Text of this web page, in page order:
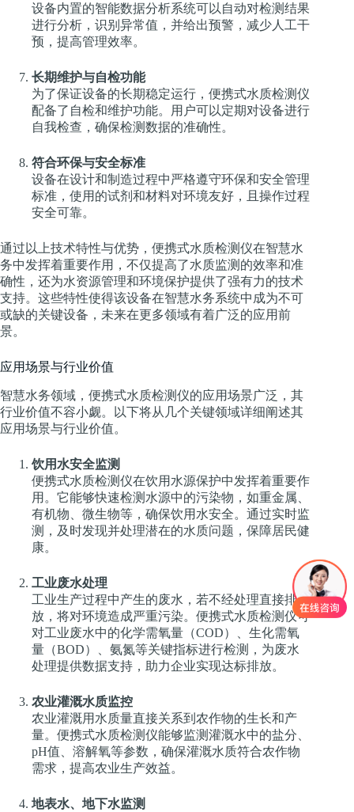
设备内置的智能数据分析系统可以自动对检测结果
进行分析，识别异常值，并给出预警，减少人工干
预，提高管理效率。
长期维护与自检功能
为了保证设备的长期稳定运行，便携式水质检测仪
配备了自检和维护功能。用户可以定期对设备进行
自我检查，确保检测数据的准确性。
符合环保与安全标准
设备在设计和制造过程中严格遵守环保和安全管理
标准，使用的试剂和材料对环境友好，且操作过程
安全可靠。
通过以上技术特性与优势，便携式水质检测仪在智慧水
务中发挥着重要作用，不仅提高了水质监测的效率和准
确性，还为水资源管理和环境保护提供了强有力的技术
支持。这些特性使得该设备在智慧水务系统中成为不可
或缺的关键设备，未来在更多领域有着广泛的应用前
景。
应用场景与行业价值
智慧水务领域，便携式水质检测仪的应用场景广泛，其
行业价值不容小觑。以下将从几个关键领域详细阐述其
应用场景与行业价值。
饮用水安全监测
便携式水质检测仪在饮用水源保护中发挥着重要作
用。它能够快速检测水源中的污染物，如重金属、
有机物、微生物等，确保饮用水安全。通过实时监
测，及时发现并处理潜在的水质问题，保障居民健
康。
工业废水处理
工业生产过程中产生的废水，若不经处理直接排
放，将对环境造成严重污染。便携式水质检测仪可
对工业废水中的化学需氧量（COD）、生化需氧
量（BOD）、氨氮等关键指标进行检测，为废水
处理提供数据支持，助力企业实现达标排放。
农业灌溉水质监控
农业灌溉用水质量直接关系到农作物的生长和产
量。便携式水质检测仪能够监测灌溉水中的盐分、
pH值、溶解氧等参数，确保灌溉水质符合农作物
需求，提高农业生产效益。
地表水、地下水监测